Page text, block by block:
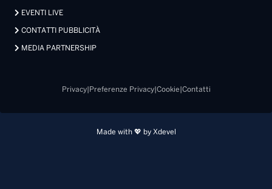
EVENTI LIVE
CONTATTI PUBBLICITÀ
MEDIA PARTNERSHIP
Privacy| Preferenze Privacy| Cookie Contatti
Made with 💖 by Xdevel